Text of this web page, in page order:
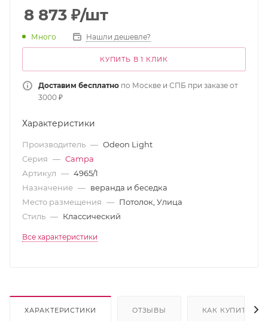
8 873 ₽/шт
Много Нашли дешевле?
КУПИТЬ В 1 КЛИК
Доставим бесплатно по Москве и СПБ при заказе от
3000 ₽
Характеристики
Производитель — Odeon Light
Серия — Campa
Артикул — 4965/1
Назначение — веранда и беседка
Место размещения — Потолок, Улица
Стиль — Классический
Все характеристики
ХАРАКТЕРИСТИКИ ОТЗЫВЫ КАК КУПИТЬ